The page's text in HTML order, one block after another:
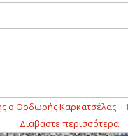
Θοδωρής Καρκατσέλας
Διαβάστε περισσότερα